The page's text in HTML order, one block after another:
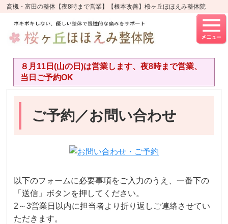
高槻・富田の整体【夜8時まで営業】【根本改善】桜ヶ丘ほほえみ整体院
８月11日(山の日)は営業します、夜8時まで営業、
当日ご予約OK
ご予約／お問い合わせ
以下のフォームに必要事項をご入力のうえ、一番下の
「送信」ボタンを押してください。
2～3営業日以内に担当者より折り返しご連絡させてい
ただきます。